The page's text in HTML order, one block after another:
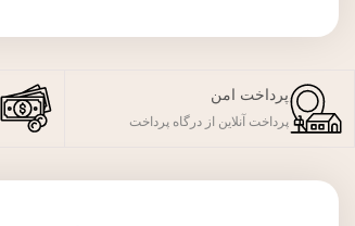
پرداخت امن
پرداخت آنلاین از درگاه پرداخت